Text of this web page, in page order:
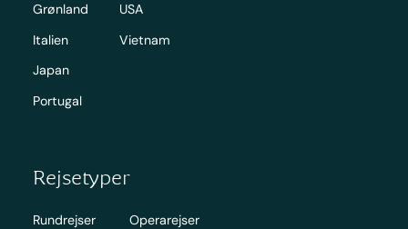
Grønland
Italien
Japan
Portugal
USA
Vietnam
Rejsetyper
Rundrejser
Operarejser